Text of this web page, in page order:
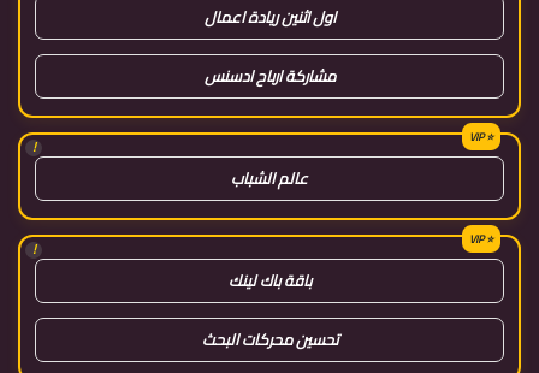
اول اثنين ريادة اعمال
مشاركة ارباح ادسنس
!
عالم الشباب
!
باقة باك لينك
تحسين محركات البحث